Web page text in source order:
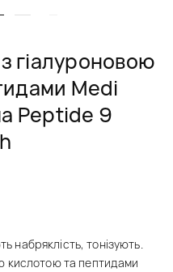
з гіалуроновою
Medi
Peptide 9
набряклість, тонізують.
кислотою та пептидами